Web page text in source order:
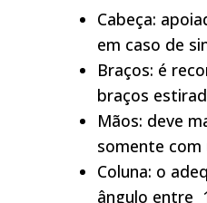
Cabeça:
em caso de
Braços: é
braços
Mãos: deve
somente com
Coluna: o
ângulo entre